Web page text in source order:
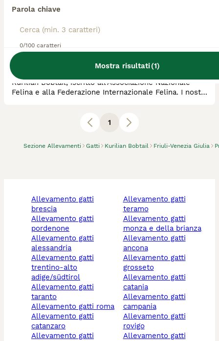
Parola chiave
0/100 caratteri
Mostra risultati(1)
Sezione Allevamenti Gatti Kurilian Bobtail Friuli-Venezia Giulia
Razza: Kurilian Bobtail, Certosino
Sospirolo
Allevamento amatoriale del gatto certosino e del
Kurilian Bobtail, iscritto all'Associazione Nazionale
Felina e alla Federazione Internazionale Felina. I nostri
1
allevamento gatti
brescia
allevamento gatti
pordenone
allevamento gatti
alessandria
allevamento gatti
trentino-alto
adige/südtirol
allevamento gatti
taranto
allevamento gatti roma
allevamento gatti
catanzaro
allevamento gatti
allevamento gatti
teramo
allevamento gatti
monza e della brianza
allevamento gatti
ancona
allevamento gatti
grosseto
allevamento gatti
catania
allevamento gatti
campania
allevamento gatti
rovigo
allevamento gatti